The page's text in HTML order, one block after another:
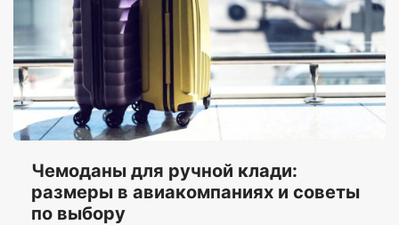
Чемоданы для ручной клади:
размеры в авиакомпаниях и советы
по выбору